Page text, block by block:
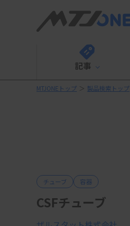
記事
MTJONEトップ ＞ 製品検索トップ
チューブ 容器
CSFチューブ